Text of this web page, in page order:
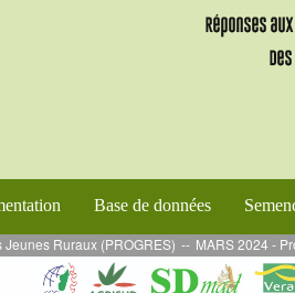
Base de données
(PROGRES) -- MARS 2024 - Projet